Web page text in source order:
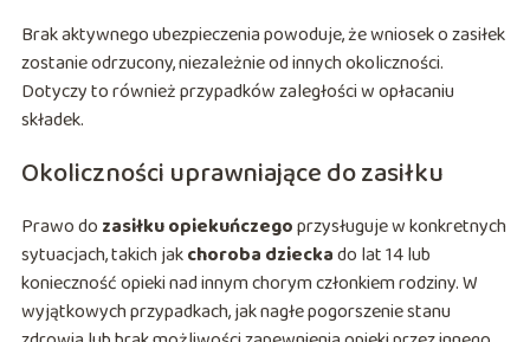
Brak aktywnego ubezpieczenia powoduje, że wniosek o zasiłek
zostanie odrzucony, niezależnie od innych okoliczności.
Dotyczy to również przypadków zaległości w opłacaniu
składek.
Okoliczności uprawniające do zasiłku
Prawo do zasiłku opiekuńczegoprzysługuje w konkretnych
sytuacjach, takich jakchoroba dzieckado lat 14 lub
konieczność opieki nad innym chorym członkiem rodziny. W
wyjątkowych przypadkach, jak nagłe pogorszenie stanu